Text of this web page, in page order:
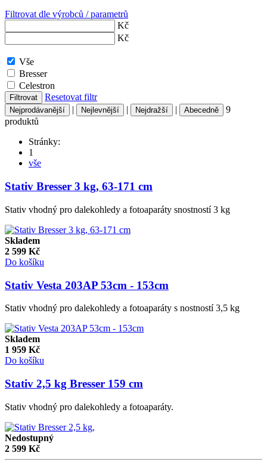
Filtrovat dle výrobců / parametrů
Kč
Kč
Vše
Bresser
Celestron
Filtrovat Resetovat filtr
Nejprodávanější Nejlevnější Nejdražší Abecedně
9
produktů
Stránky:
1
vše
Stativ Bresser 3 kg, 63-171 cm
Stativ vhodný pro dalekohledy a fotoaparáty snostností 3 kg
Skladem
2 599 Kč
Do košíku
Stativ Vesta 203AP 53cm - 153cm
Stativ vhodný pro dalekohledy a fotoaparáty s nostností 3,5 kg
Skladem
1 959 Kč
Do košíku
Stativ 2,5 kg Bresser 159 cm
Stativ vhodný pro dalekohledy a fotoaparáty.
Nedostupný
2 599 Kč